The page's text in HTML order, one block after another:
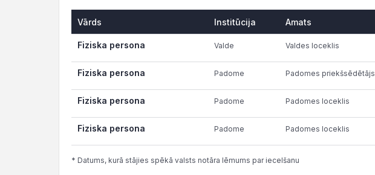
Vārds Institūcija Amats
Fiziska persona Valde Valdes loceklis
Fiziska persona Padome Padomes priekšsēdētājs
Fiziska persona Padome Padomes loceklis
Fiziska persona Padome Padomes loceklis
* Datums, kurā stājies spēkā valsts notāra lēmums par iecelšanu